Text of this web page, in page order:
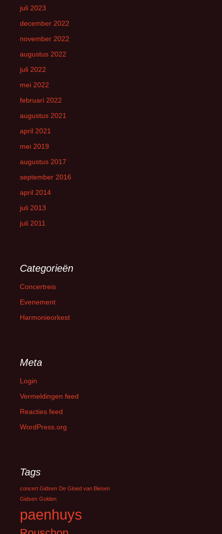
juli 2023
december 2022
november 2022
augustus 2022
juli 2022
mei 2022
februari 2022
augustus 2021
april 2021
mei 2019
augustus 2017
september 2016
april 2014
juli 2013
juli 2011
Categorieën
Concertreis
Evenement
Harmonieorkest
Meta
Login
Vermeldingen feed
Reacties feed
WordPress.org
Tags
concert Gidsen De Gloed van Biesen
Gidsen Golden
paenhuys